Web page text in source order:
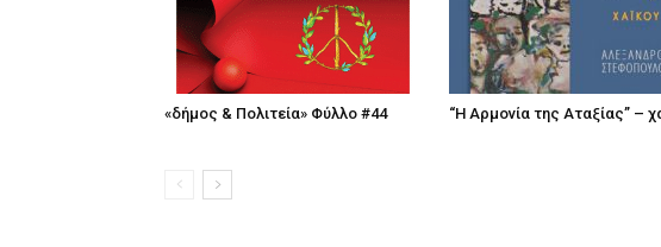
«δήμος & Πολιτεία» Φύλλο #44 “Η Αρμονία της Αταξίας” –